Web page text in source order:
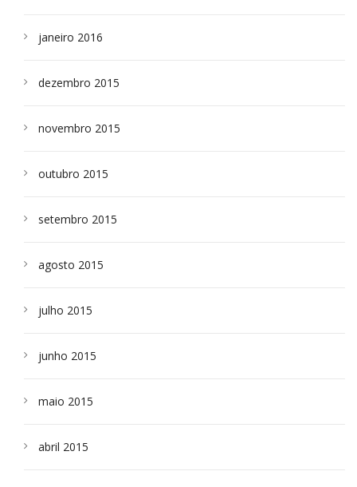
janeiro 2016
dezembro 2015
novembro 2015
outubro 2015
setembro 2015
agosto 2015
julho 2015
junho 2015
maio 2015
abril 2015